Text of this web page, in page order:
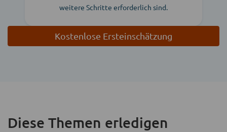
weitere Schritte erforderlich sind.
Kostenlose Ersteinschätzung
Diese Themen erledigen